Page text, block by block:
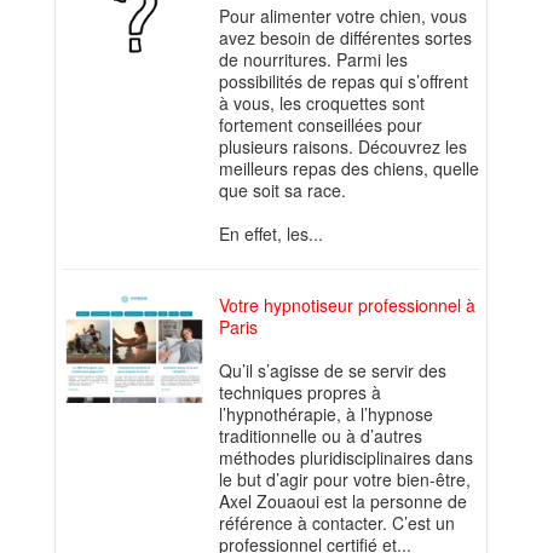
Pour alimenter votre chien, vous
avez besoin de différentes sortes
de nourritures. Parmi les
possibilités de repas qui s’offrent
à vous, les croquettes sont
fortement conseillées pour
plusieurs raisons. Découvrez les
meilleurs repas des chiens, quelle
que soit sa race.
En effet, les...
Votre hypnotiseur professionnel à
Paris
Qu’il s’agisse de se servir des
techniques propres à
l’hypnothérapie, à l’hypnose
traditionnelle ou à d’autres
méthodes pluridisciplinaires dans
le but d’agir pour votre bien-être,
Axel Zouaoui est la personne de
référence à contacter. C’est un
professionnel certifié et...